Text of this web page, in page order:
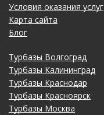
Условия оказания услуг
Карта сайта
Блог
Турбазы Волгоград
Турбазы Калининград
Турбазы Краснодар
Турбазы Красноярск
Турбазы Москва